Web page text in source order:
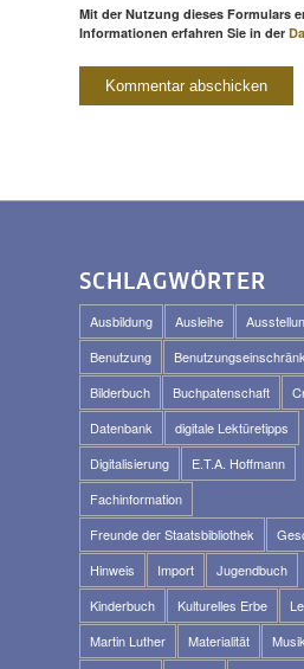
Mit der Nutzung dieses Formulars
Informationen erfahren Sie in der
SCHLAGWÖRTER
Ausbildung Ausleihe
Benutzung
Bilderbuch
Buchpatenschaft
Datenbank
digitale Lektüretipps
Digitalisierung
E.T.A. Hoffmann
Fachinformation
Freunde der Staatsbibliothek
Hinweis
Import
Jugendbuch
Kinderbuch
Kulturelles Erbe
Martin Luther
Materialität
Musik